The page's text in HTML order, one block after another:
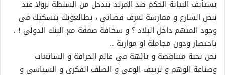
تستأنف النيابة الحكم ضد المرتد بتدخل من السلطة نزولا عند
نبض الشارع و ممارسة لعرف قضائي ، يطالعونك بتشكيك في
وجود المتهم داخل البلاد ؟ و سخافة صفقة مع البنك الدولي ! .
باختصار ودون مجاملة او مواربة ..
نحن نخبة متناقضة و تائهة في عالم الخرافة و الشائعات
وصناعة الوهم و تزييف الوعي و الصلف الفكري و السياسي و